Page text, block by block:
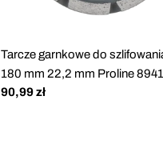
Tarcze garnkowe do
180 mm 22,2 mm Proline
Cena
90,99 zł